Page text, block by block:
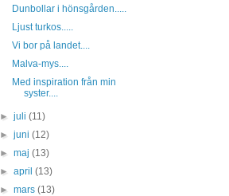
Dunbollar i hönsgården.....
Ljust turkos.....
Vi bor på landet....
Malva-mys....
Med inspiration från min
syster....
►juli(11)
►juni(12)
►maj(13)
►april(13)
►mars(13)